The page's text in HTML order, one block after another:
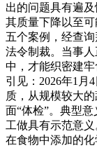
出的问题具有遍
其质量下降以至
五个案例，经查
法令制裁。当事
中，才能织密建
引见：2026年1月
质，从规模较大
面“体检”。典型
工做具有示范意
在食物中添加的